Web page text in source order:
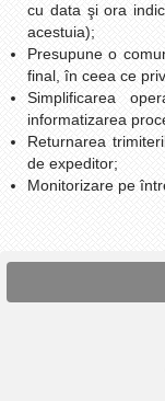
cu data şi ora
acestuia);
Presupune o
final, în ceea ce
Simplificarea
informatizarea
Returnarea
de expeditor;
Monitorizare pe